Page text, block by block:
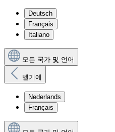
Deutsch
Français
Italiano
모든 국가 및 언어
벨기에
Nederlands
Français